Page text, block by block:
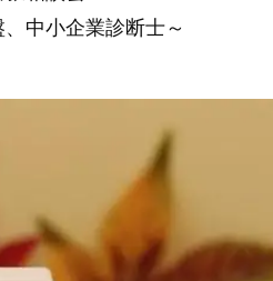
中小企業診断士～